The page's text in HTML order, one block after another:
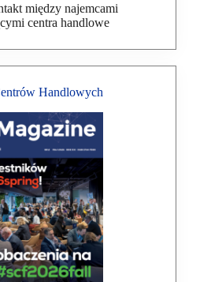
między najemcami
centra handlowe
Handlowych